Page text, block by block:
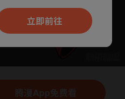
腾漫App免费看
阅读，可打开App新用
7天免费看立即前往